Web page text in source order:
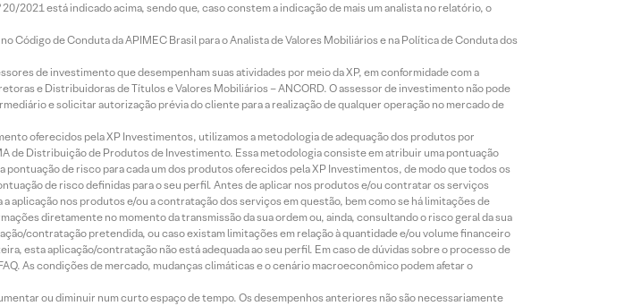
2021 está indicado acima, sendo que, caso constem a indicação de mais um analista no relatório, o
de Conduta da APIMEC Brasil para o Analista de Valores Mobiliários e na Política de Conduta dos
de investimento que desempenham suas atividades por meio da XP, em conformidade com a
e Distribuidoras de Títulos e Valores Mobiliários – ANCORD. O assessor de investimento não pode
e solicitar autorização prévia do cliente para a realização de qualquer operação no mercado de
oferecidos pela XP Investimentos, utilizamos a metodologia de adequação dos produtos por
de Distribuição de Produtos de Investimento. Essa metodologia consiste em atribuir uma pontuação
de risco para cada um dos produtos oferecidos pela XP Investimentos, de modo que todos os
de risco definidas para o seu perfil. Antes de aplicar nos produtos e/ou contratar os serviços
nos produtos e/ou a contratação dos serviços em questão, bem como se há limitações de
diretamente no momento da transmissão da sua ordem ou, ainda, consultando o risco geral da sua
contratação pretendida, ou caso existam limitações em relação à quantidade e/ou volume financeiro
esta aplicação/contratação não está adequada ao seu perfil. Em caso de dúvidas sobre o processo de
As condições de mercado, mudanças climáticas e o cenário macroeconômico podem afetar o
ou diminuir num curto espaço de tempo. Os desempenhos anteriores não são necessariamente